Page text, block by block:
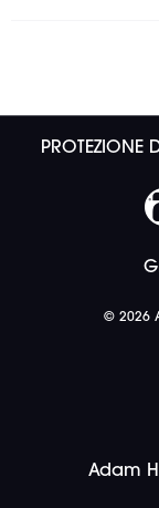
PROTEZIONE
© 2026
Adam